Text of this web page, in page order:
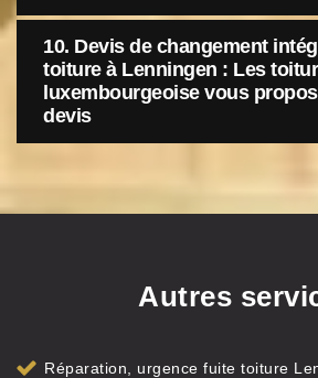
10. Devis de changement
toiture à Lenningen : Les
luxembourgeoise vous
devis
Autres
Réparation, urgence fuite toiture